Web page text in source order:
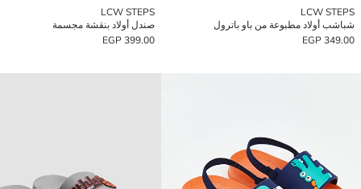
LCW STEPS
شباشب أولاد مطبوعة من باو باترول
349.00 EGP
LCW STEPS
صندل أولاد بنقشة مجسمة
399.00 EGP